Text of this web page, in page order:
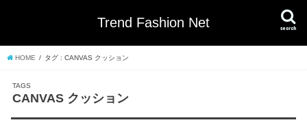
Trend Fashion Net search
HOME タグ : CANVAS クッション
CANVAS クッション